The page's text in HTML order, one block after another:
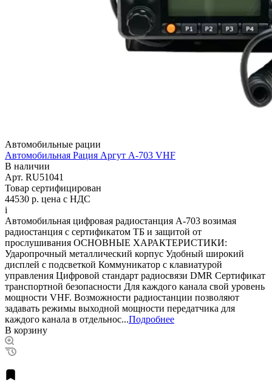
Автомобильные рации
Автомобильная Рация Аргут А-703 VHF
В наличии
Арт. RU51041
Товар сертифицирован
44530 р. цена с НДС
i
Автомобильная цифровая радиостанция А-703 возимая
радиостанция с сертификатом ТБ и защитой от
прослушивания ОСНОВНЫЕ ХАРАКТЕРИСТИКИ:
Ударопрочный металлический корпус Удобный широкий
дисплей с подсветкой Коммуникатор с клавиатурой
управления Цифровой стандарт радиосвязи DMR Сертификат
транспортной безопасности Для каждого канала свой уровень
мощности VHF. Возможности радиостанции позволяют
задавать режимы выходной мощности передатчика для
каждого канала в отдельнос...Подробнее
В корзину